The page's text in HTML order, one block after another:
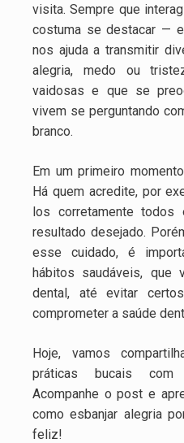
visita. Sempre que
costuma se destacar —
nos ajuda a transmitir
alegria, medo ou
vaidosas e que se
vivem se perguntando
branco.
Em um primeiro
Há quem acredite, por
los corretamente
resultado desejado.
esse cuidado, é
hábitos saudáveis,
dental, até evitar
comprometer a saúde
Hoje, vamos
práticas bucais
Acompanhe o post e
como esbanjar alegria
feliz!